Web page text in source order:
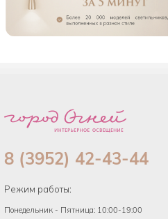
8 (3952) 42-43-44
Режим работы:
Понедельник - Пятница: 10:00-19:00